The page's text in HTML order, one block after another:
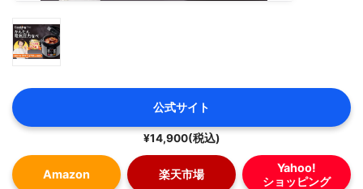
公式サイト
¥14,900(税込)
Amazon 楽天市場
Yahoo!
ショッピング